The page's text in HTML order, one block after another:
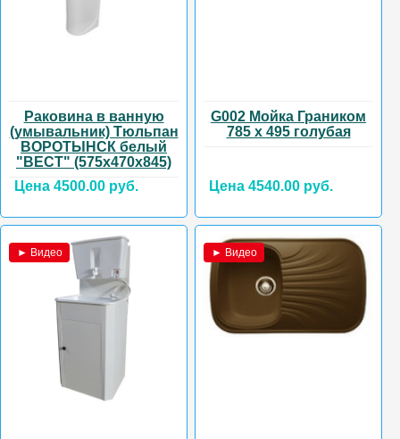
Раковина в ванную
(умывальник) Тюльпан
ВОРОТЫНСК белый
"ВЕСТ" (575х470х845)
Цена 4500.00 руб.
G002 Мойка Граником
785 х 495 голубая
Цена 4540.00 руб.
► Видео ► Видео